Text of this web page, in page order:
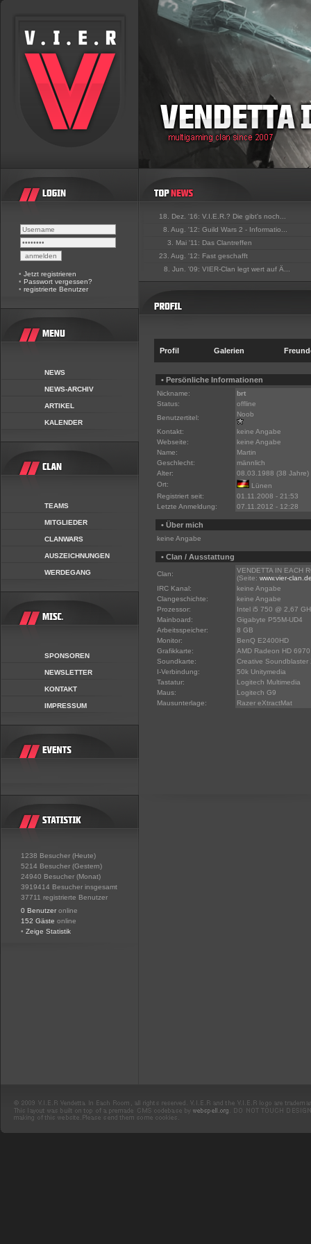
• Jetzt registrieren
• Passwort vergessen?
• registrierte Benutzer
NEWS
NEWS-ARCHIV
ARTIKEL
KALENDER
TEAMS
MITGLIEDER
CLANWARS
AUSZEICHNUNGEN
WERDEGANG
SPONSOREN
NEWSLETTER
KONTAKT
IMPRESSUM
1238 Besucher (Heute)
5214 Besucher (Gestern)
24940 Besucher (Monat)
3919414 Besucher insgesamt
37711 registrierte Benutzer
0 Benutzer online
152 Gäste online
• Zeige Statistik
18. Dez. '16: V.I.E.R.? Die gibt's noch...
8. Aug. '12: Guild Wars 2 - Informatio...
3. Mai '11: Das Clantreffen
23. Aug. '12: Fast geschafft
8. Jun. '09: VIER-Clan legt wert auf Ä...
Profil Galerien
• Persönliche Informationen
Nickname:
brt
Status:
offline
Benutzertitel:
Noob
Kontakt:
keine Angabe
Webseite:
keine Angabe
Name:
Martin
Geschlecht:
männlich
Alter:
08.03.1988 (38 Jahre)
Ort:
Lünen
Registriert seit:
01.11.2008 - 21:53
Letzte Anmeldung:
07.11.2012 - 12:28
• Über mich
keine Angabe
• Clan / Ausstattung
Clan:
VENDETTA IN EACH
(Seite: www.vier-
IRC Kanal:
keine Angabe
Clangeschichte:
keine Angabe
Prozessor:
Intel i5 750 @ 2,67
Mainboard:
Gigabyte P55M-UD4
Arbeitsspeicher:
8 GB
Monitor:
BenQ E2400HD
Grafikkarte:
AMD Radeon HD 6970
Soundkarte:
Creative Soundblaster
I-Verbindung:
50k Unitymedia
Tastatur:
Logitech Multimedia
Maus:
Logitech G9
Mausunterlage:
Razer eXtractMat